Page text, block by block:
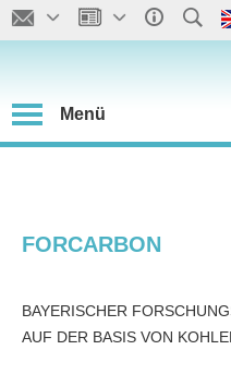
Menü
FORCARBON
BAYERISCHER
AUF DER BASIS VON